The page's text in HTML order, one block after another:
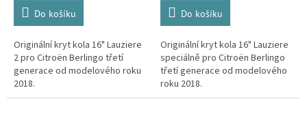
Do košíku
Originální kryt kola 16" Lauziere
2 pro Citroën Berlingo třetí
generace od modelového roku
2018.
Do košíku
Originální kryt kola 16" Lauziere
speciálně pro Citroën Berlingo
třetí generace od modelového
roku 2018.